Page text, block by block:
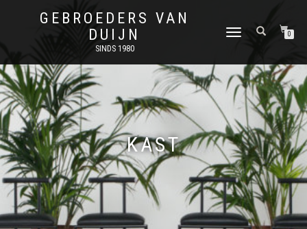
GEBROEDERS VAN
DUIJN
SINDS 1980
SCHAKEL
0
KAST